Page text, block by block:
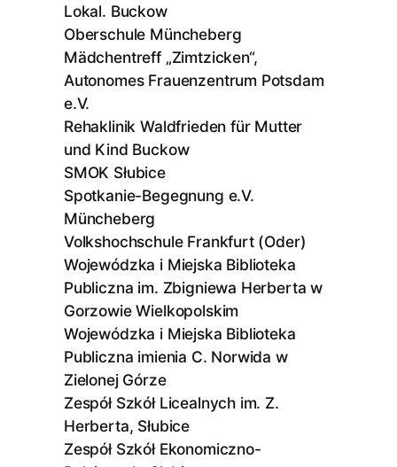
Lokal. Buckow
Oberschule Müncheberg
Mädchentreff „Zimtzicken“,
Autonomes Frauenzentrum Potsdam
e.V.
Rehaklinik Waldfrieden für Mutter
und Kind Buckow
SMOK Słubice
Spotkanie-Begegnung e.V.
Müncheberg
Volkshochschule Frankfurt (Oder)
Wojewódzka i Miejska Biblioteka
Publiczna im. Zbigniewa Herberta w
Gorzowie Wielkopolskim
Wojewódzka i Miejska Biblioteka
Publiczna imienia C. Norwida w
Zielonej Górze
Zespół Szkół Licealnych im. Z.
Herberta, Słubice
Zespół Szkół Ekonomiczno-